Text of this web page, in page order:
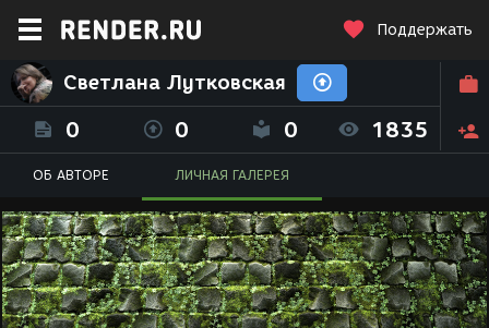
Поддержать
Светлана Лутковская
0 0 0 1835
ОБ АВТОРЕ ЛИЧНАЯ ГАЛЕРЕЯ